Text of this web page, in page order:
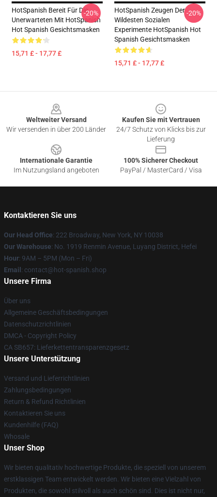
HotSpanish Bereit Für Die
Unerwarteten Mit HotSpanish
Hot Spanish Gesichtsmasken
15,71 £ - 17,77 £
-20%
HotSpanish Zeugen Der
Wildesten Sozialen
Experimente HotSpanish Hot
Spanish Gesichtsmasken
15,71 £ - 17,77 £
-20%
Weltweiter Versand
Wir versenden in über 200 Länder
Kaufen Sie mit Vertrauen
24/7 Schutz von Klicks bis zur
Lieferung
Internationale Garantie
Im Nutzungsland angeboten
100% Sicherer Checkout
PayPal / MasterCard / Visa
Kontaktieren Sie uns
Our Head Office: 222 Broadway, New York, NY 10038
Our Warehouse: No. 1919 Renmin Avenue, Luyang District, Hefei
Hour: 9AM – 5PM (Mon – Fri)
Email : contact@hot-spanish.shop
Unsere Firma
Über uns
Allgemeine Geschäftsbedingungen
Datenschutzrichtlinien
DMCA - Copyright Policy
CA SB657: Lieferkettentransparenzgesetz
Unsere Unterstützung
Versand und Lieferrichtlinien
Zahlungsbedingungen
Return & Refund Richtlinien
Kontaktieren Sie uns
Kundenhilfe (FAQ)
Whosale
Unser Shop
Wir bieten qualitativ hochwertige Produkte, die speziell von unserem
erstklassigen Team entwickelt werden. Wir bieten eine Vielzahl von
Produkten, die sowohl stilvoll als auch schön sind. Dies ist nicht nur,